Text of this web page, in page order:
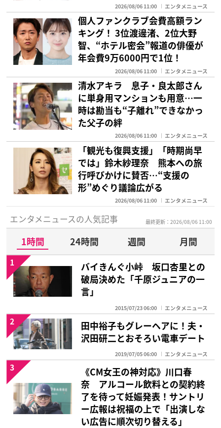
2026/08/06 11:00 エンタメニュース
個人ファンクラブ会費高額ラン
キング！ 3位渡邊渚、2位大野
智、“ホテル密会”報道の俳優が
年会費9万6000円で1位！
2026/08/06 11:00 エンタメニュース
清水アキラ 息子・良太郎さん
に単身用マンションも用意…一
時は勘当も“子離れ”できなかっ
た父子の絆
2026/08/06 11:00 エンタメニュース
「観光も復興支援」「時期尚早
では」鈴木紗理奈 熊本への旅
行呼びかけに賛否…“支援の
形”めぐり議論広がる
2026/08/06 11:00 エンタメニュース
エンタメニュースの人気記事 最終更新：2026/08/06 11:00
1時間 24時間 週間
月間
バイきんぐ小峠 坂口杏里との
破局決めた「千原ジュニアの一
言」
2015/07/23 06:00 エンタメニュース
1
田中裕子もグレーヘアに！夫・
沢田研二とおそろい電車デート
2019/07/05 06:00 エンタメニュース
2
《CM女王の神対応》川口春
奈 アルコール飲料との契約終
了を待って妊娠発表！サントリ
ー広報は祝福の上で「出演しな
い広告に順次切り替える」
3